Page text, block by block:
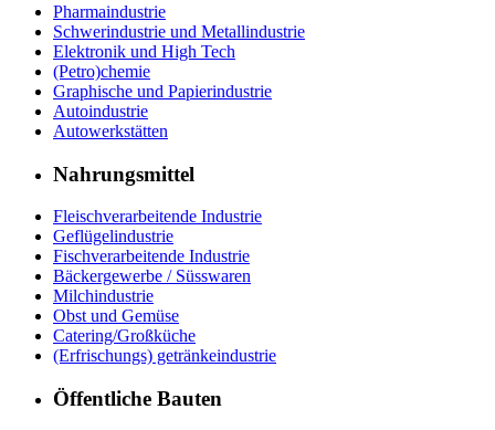
Pharmaindustrie
Schwerindustrie und Metallindustrie
Elektronik und High Tech
(Petro)chemie
Graphische und Papierindustrie
Autoindustrie
Autowerkstätten
Nahrungsmittel
Fleischverarbeitende Industrie
Geflügelindustrie
Fischverarbeitende Industrie
Bäckergewerbe / Süsswaren
Milchindustrie
Obst und Gemüse
Catering/Großküche
(Erfrischungs) getränkeindustrie
Öffentliche Bauten